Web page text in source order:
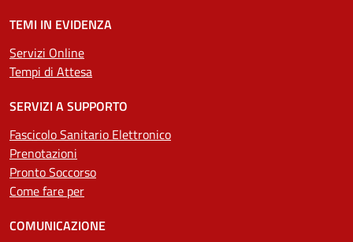
TEMI IN EVIDENZA
Servizi Online
Tempi di Attesa
SERVIZI A SUPPORTO
Fascicolo Sanitario Elettronico
Prenotazioni
Pronto Soccorso
Come fare per
COMUNICAZIONE